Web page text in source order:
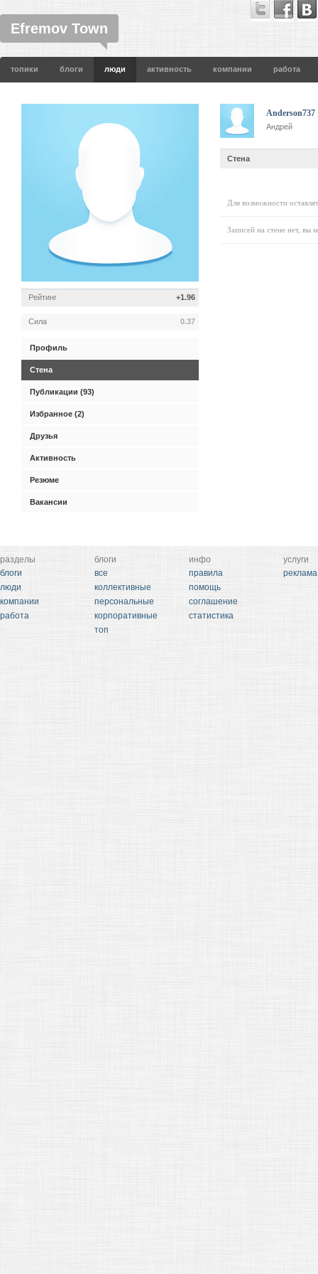
Efremov Town
топики блоги люди активность компании работа
Anderson737
Андрей
Стена
Для возможности
Записей на стене нет, вы
Рейтинг +1.96
Сила 0.37
Профиль
Стена
Публикации (93)
Избранное (2)
Друзья
Активность
Резюме
Вакансии
разделы
блоги
люди
компании
работа
блоги
все
коллективные
персональные
корпоративные
топ
инфо
правила
помощь
соглашение
статистика
услуги
реклама